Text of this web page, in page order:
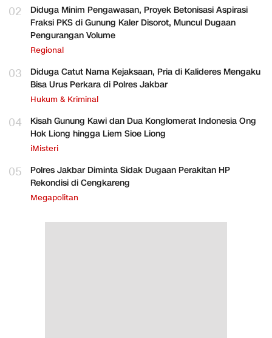
02
Diduga Minim Pengawasan, Proyek Betonisasi Aspirasi
Fraksi PKS di Gunung Kaler Disorot, Muncul Dugaan
Pengurangan Volume
Regional
03
Diduga Catut Nama Kejaksaan, Pria di Kalideres Mengaku
Bisa Urus Perkara di Polres Jakbar
Hukum & Kriminal
04
Kisah Gunung Kawi dan Dua Konglomerat Indonesia Ong
Hok Liong hingga Liem Sioe Liong
iMisteri
05
Polres Jakbar Diminta Sidak Dugaan Perakitan HP
Rekondisi di Cengkareng
Megapolitan